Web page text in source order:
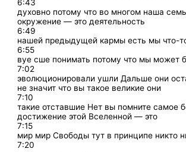
6:43
духовно потому что во многом наша
окружение — это деятельность
6:49
нашей предыдущей кармы есть мы что-
6:55
вуе сше понимать потому что мы может
7:02
эволюционировали ушли Дальше они
не значит что вы такое великие они
7:10
такие отставшие Нет вы помните самое
достижение этой Вселенной — это
7:15
мир мир Свободы тут в принципе никто
7:20